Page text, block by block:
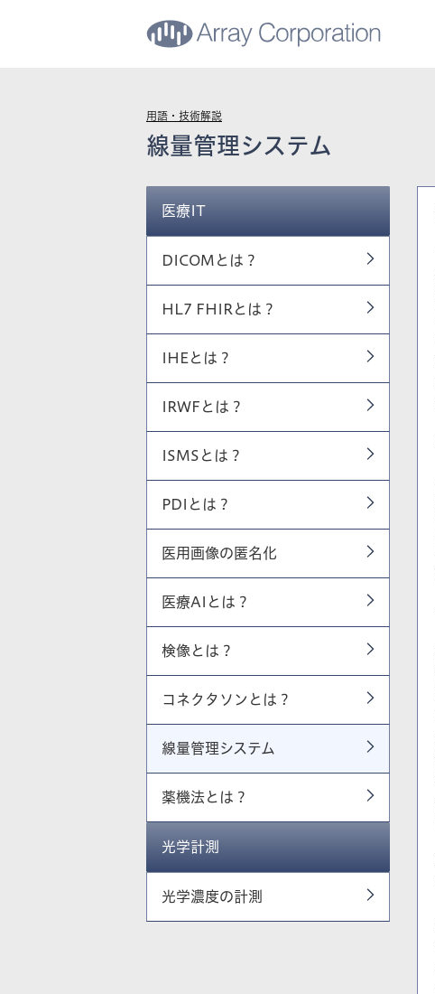
用語・技術解説
線量管理システム
医療IT
DICOMとは？
HL7 FHIRとは？
IHEとは？
IRWFとは？
ISMSとは？
PDIとは？
医用画像の匿名化
医療AIとは？
検像とは？
コネクタソンとは？
線量管理システム
薬機法とは？
光学計測
光学濃度の計測